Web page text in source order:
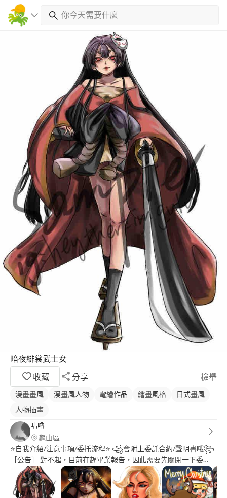
暗夜緋裳武士女
收藏
分享 檢舉
漫畫畫風 漫畫風人物 電繪作品 繪畫風格
日式畫風
人物插畫
咕嚕
龜山區
⭐️自我介紹/注意事項/委托流程⭐️ ꧁會附上委託合約/聲明書哦꧂
［公告］ 對不起，目前在趕畢業報告，因此需要先關閉一下委
託，日後會再重新開始接案哦！ - 粉絲專頁： Facebook:咕嚕的繪
畫專頁 Ig:heythereimgulu - 自2021/04/03 PRO360委托新手，請
多多支持哦～ （如果沒有您的支持，我畫畫就沒有意義了(⊃｡